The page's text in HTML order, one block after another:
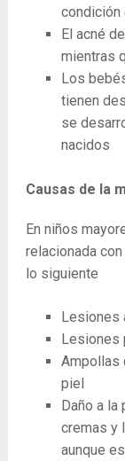
condición
El acné
mientras
Los
tienen
se
nacidos
Causas de la
En niños
relacionada
lo siguiente
Lesiones
Lesiones
Ampollas
piel
Daño a
cremas y
aunque